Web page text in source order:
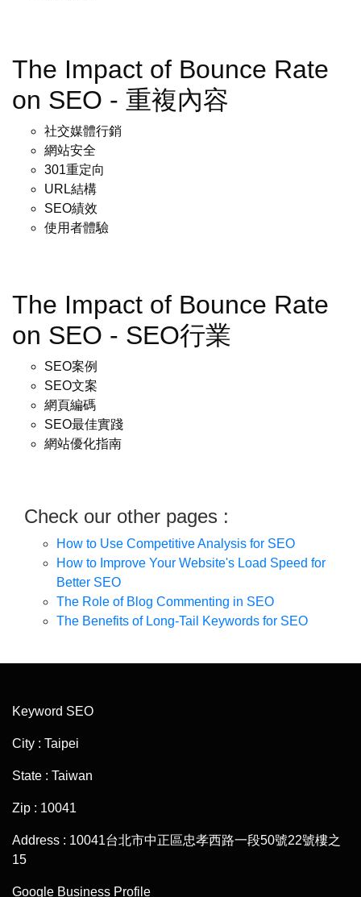
The Impact of Bounce Rate
on SEO - 重複內容
社交媒體行銷
網站安全
301重定向
URL結構
SEO績效
使用者體驗
The Impact of Bounce Rate
on SEO - SEO行業
SEO案例
SEO文案
網頁編碼
SEO最佳實踐
網站優化指南
Check our other pages :
How to Use Competitive Analysis for SEO
How to Improve Your Website's Load Speed for
Better SEO
The Role of Blog Commenting in SEO
The Benefits of Long-Tail Keywords for SEO
Keyword SEO
City : Taipei
State : Taiwan
Zip : 10041
Address : 10041台北市中正區忠孝西路一段50號22號樓之
15
Google Business Profile